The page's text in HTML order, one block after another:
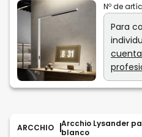
Nº de
Para
ARCCHIO
Arcchio Lysander
blanco